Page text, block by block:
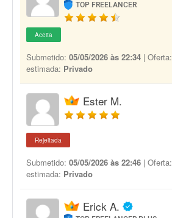
TOP FREELANCER
Aceita
Submetido: 05/05/2026 às 22:34 | Oferta:
estimada: Privado
Ester M.
Rejeitada
Submetido: 05/05/2026 às 22:46 | Oferta:
estimada: Privado
Erick A.